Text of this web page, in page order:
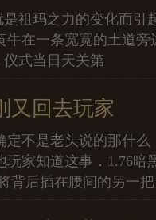
祖玛之力的变化而引
在一条宽宽的土道旁
仪式当日天关第
又回去玩家
定不是老头说的那什
家知道这事．1.76暗
背后插在腰间的另一把